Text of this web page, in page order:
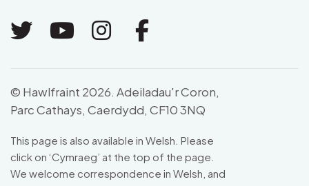
Link to Twitter
Link to Youtube
Link to Instagram
Link to
© Hawlfraint 2026. Adeiladau'r Coron,
Parc Cathays, Caerdydd, CF10 3NQ
This page is also available in Welsh. Please
click on ‘Cymraeg’ at the top of the page.
We welcome correspondence in Welsh, and